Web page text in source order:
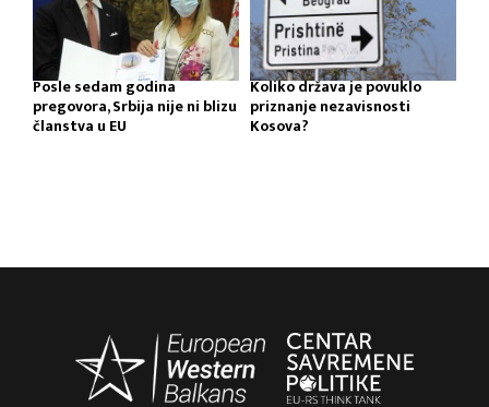
Posle sedam godina
pregovora, Srbija nije ni blizu
članstva u EU
Koliko država je povuklo
priznanje nezavisnosti
Kosova?